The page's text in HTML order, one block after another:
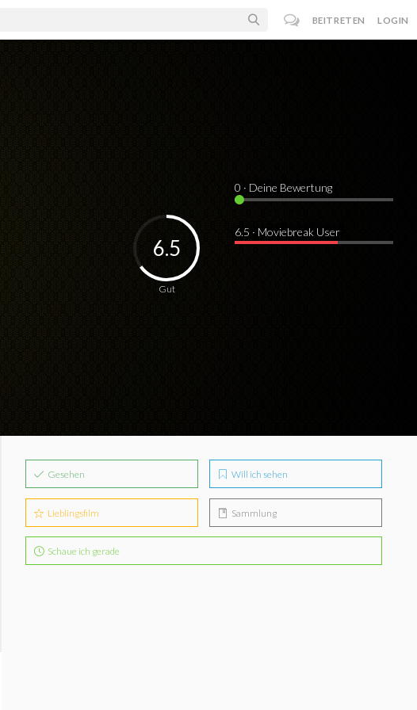
BEITRETEN LOGIN
Gut
6.5
0 · Deine Bewertung
6.5 · Moviebreak User
Gesehen Will ich sehen
Lieblingsfilm Sammlung
Schaue ich gerade